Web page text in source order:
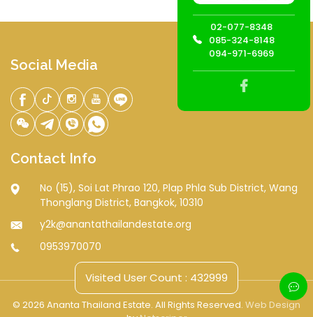
02-077-8348
085-324-8148
094-971-6969
Social Media
Contact Info
No (15), Soi Lat Phrao 120, Plap Phla Sub District, Wang
Thonglang District, Bangkok, 10310
y2k@anantathailandestate.org
0953970070
Visited User Count : 432999
© 2026 Ananta Thailand Estate. All Rights Reserved. Web Design